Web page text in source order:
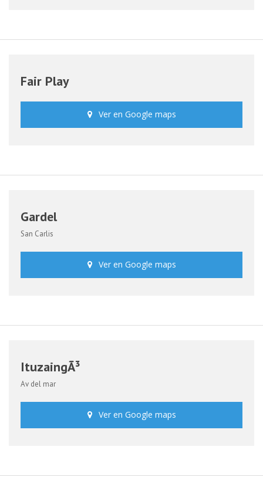
Fair Play
Ver en Google maps
Gardel
San Carlis
Ver en Google maps
ItuzaingÃ³
Av del mar
Ver en Google maps